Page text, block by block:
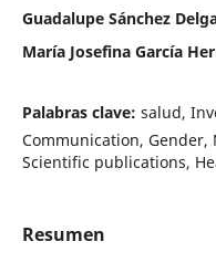
Guadalupe Sánchez
María Josefina García
Palabras clave: salud,
Communication, Gender,
Scientific publications,
Resumen